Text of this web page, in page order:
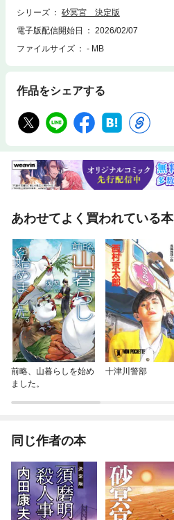
シリーズ
砂冥宮 決定版
電子版配信開始日
2026/02/07
ファイルサイズ
- MB
作品をシェアする
あわせてよく買われている本
前略、山暮らしを始め
ました。
十津川警部
同じ作者の本